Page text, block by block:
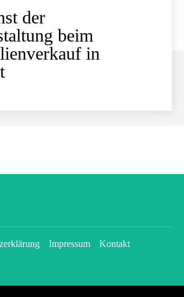
der
beim
in
Impressum
Kontakt